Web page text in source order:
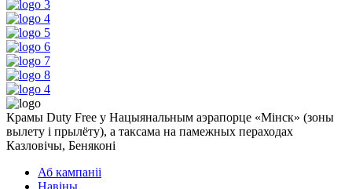
Крамы Duty Free у Нацыянальным аэрапорце «Мінск» (зоны
вылету і прылёту), а таксама на памежных пераходах
Казловічы, Беняконі
Аб кампаніі